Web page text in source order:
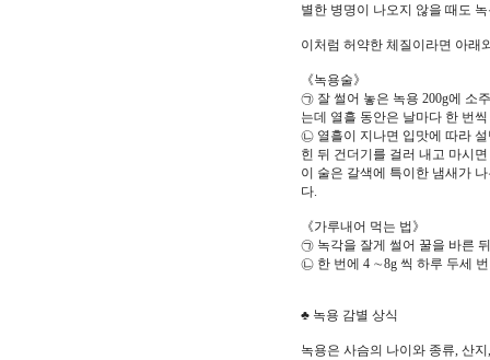
별한 병명이 나오지 않을 때도
이처럼 허약한 체질이라면 아래
《녹용술》
㉠ 잘 썰어 놓은 녹용 200g에 소
는데 열흘 동안은 날마다 한 번
㉡ 열흘이 지나면 입맛에 따라
힌 뒤 건더기를 걸러 내고 마시
이 술은 갈색에 특이한 냄새가
다.
《가루내어 먹는 법》
㉠ 녹각을 잘게 썰어 꿀을 바른
㉡ 한 번에 4 ∼8g 씩 하루 두세
♣ 녹용 감별 상식
녹용은 사슴의 나이와 종류, 산